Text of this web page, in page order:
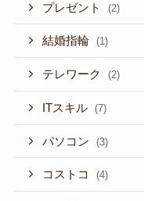
プレゼント (2)
結婚指輪 (1)
テレワーク (2)
ITスキル (7)
パソコン (3)
コストコ (4)